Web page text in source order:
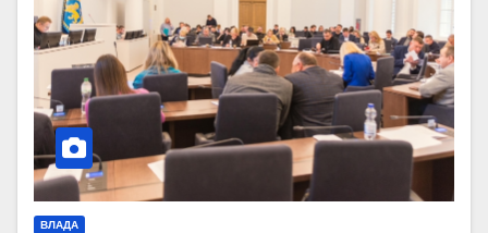
ВЛАДА